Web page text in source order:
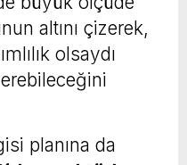
altını çizerek,
olsaydı
planına da